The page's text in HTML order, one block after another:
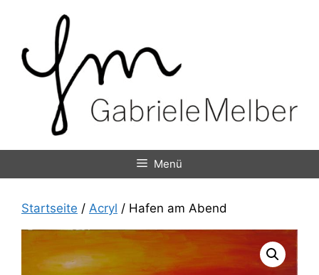
Menü
Startseite / Acryl / Hafen am Abend